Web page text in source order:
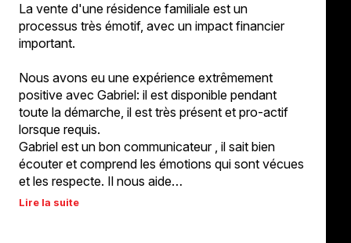
La vente d'une résidence familiale est un
processus très émotif, avec un impact financier
important.
Nous avons eu une expérience extrêmement
positive avec Gabriel: il est disponible pendant
toute la démarche, il est très présent et pro-actif
lorsque requis.
Gabriel est un bon communicateur , il sait bien
écouter et comprend les émotions qui sont vécues
et les respecte. Il nous aide…
Lire la suite